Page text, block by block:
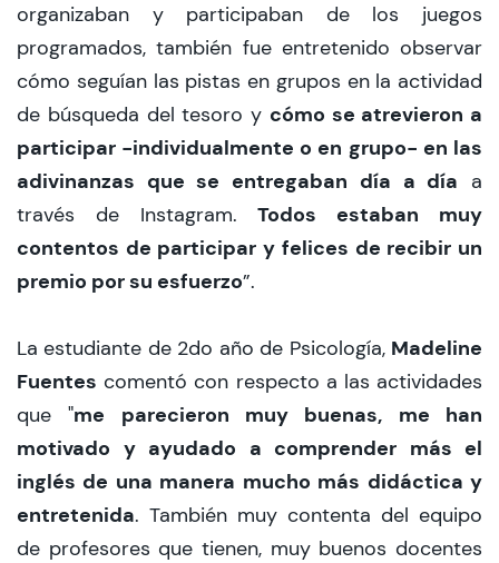
organizaban y participaban de los juegos
programados, también fue entretenido observar
cómo seguían las pistas en grupos en la actividad
de búsqueda del tesoro y cómo se atrevieron a
participar -individualmente o en grupo- en las
adivinanzas que se entregaban día a día a
través de Instagram.Todos estaban muy
contentos de participar y felices de recibir un
premio por su esfuerzo”.
La estudiante de 2do año de Psicología, Madeline
Fuentes comentó con respecto a las actividades
que "me parecieron muy buenas, me han
motivado y ayudado a comprender más el
inglés de una manera mucho más didáctica y
entretenida. También muy contenta del equipo
de profesores que tienen, muy buenos docentes